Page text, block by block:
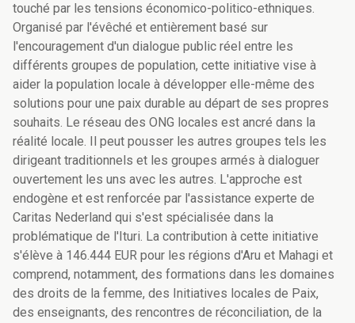
touché par les tensions économico-politico-ethniques.
Organisé par l'évêché et entièrement basé sur
l'encouragement d'un dialogue public réel entre les
différents groupes de population, cette initiative vise à
aider la population locale à développer elle-même des
solutions pour une paix durable au départ de ses propres
souhaits. Le réseau des ONG locales est ancré dans la
réalité locale. Il peut pousser les autres groupes tels les
dirigeant traditionnels et les groupes armés à dialoguer
ouvertement les uns avec les autres. L'approche est
endogène et est renforcée par l'assistance experte de
Caritas Nederland qui s'est spécialisée dans la
problématique de l'Ituri. La contribution à cette initiative
s'élève à 146.444 EUR pour les régions d'Aru et Mahagi et
comprend, notamment, des formations dans les domaines
des droits de la femme, des Initiatives locales de Paix,
des enseignants, des rencontres de réconciliation, de la